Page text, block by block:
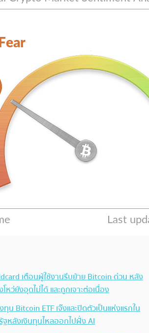
เตือนผู้ใช้งานรีบย้าย Bitcoin ด่วน หลัง
หว่ยังอุดไม่ได้ และถูกเจาะต่อเนื่อง
น Bitcoin ETF เจ๊งและปิดตัวเป็นแห่งแรกใน
ฐหลังเงินทุนไหลออกไปฝั่ง AI